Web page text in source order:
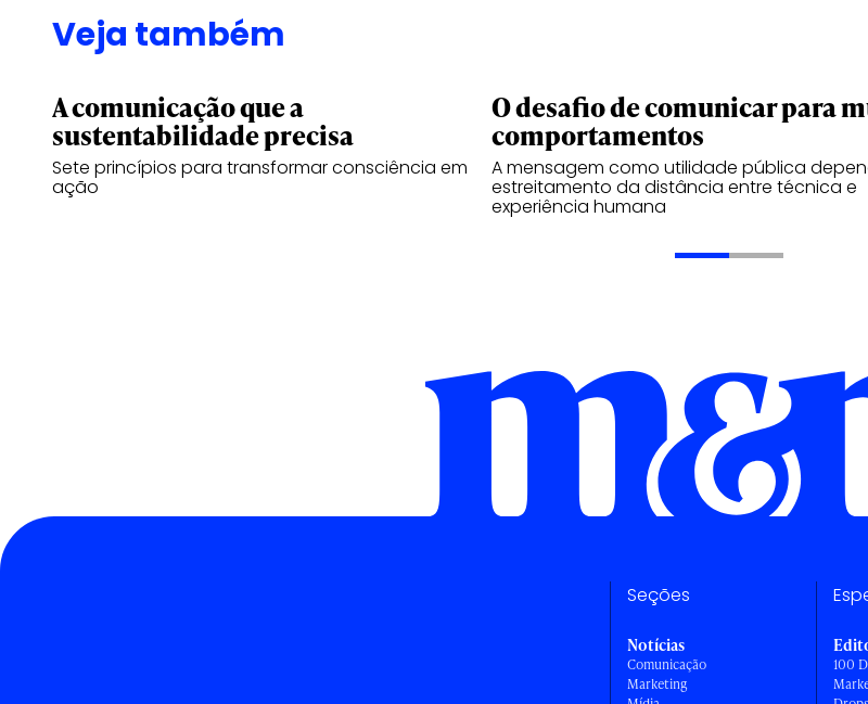
Veja também
A comunicação que a
sustentabilidade precisa
Sete princípios para transformar consciência em
ação
O desafio de comunicar para
comportamentos
A mensagem como utilidade pública
estreitamento da distância entre técnica e
experiência humana
Seções
Notícias
Comunicação
Marketing
100